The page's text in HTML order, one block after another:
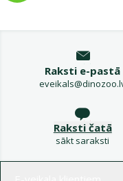
Raksti e-pastā
Raksti čatā
sākt saraksti